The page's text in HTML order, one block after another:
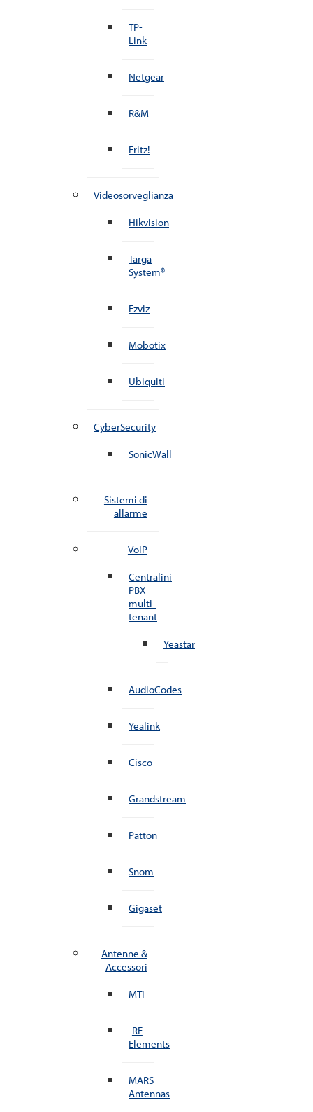
TP-
Link
Netgear
R&M
Fritz!
Videosorveglianza
Hikvision
Targa
System®
Ezviz
Mobotix
Ubiquiti
CyberSecurity
SonicWall
Sistemi di
allarme
VoIP
Centralini
PBX
multi-
tenant
Yeastar
AudioCodes
Yealink
Cisco
Grandstream
Patton
Snom
Gigaset
Antenne &
Accessori
MTI
RF
Elements
MARS
Antennas